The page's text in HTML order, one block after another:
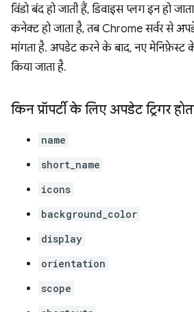
विंडो बंद हो जाती हैं, डिवाइस प्लग इन हो
कनेक्ट हो जाता है, तब Chrome सर्वर से
मांगता है. अपडेट करने के बाद, नए मेनिफ़ेस्ट
किया जाता है.
किन प्रॉपर्टी के लिए अपडेट ट्रिगर
name
short_name
icons
background_color
display
orientation
scope